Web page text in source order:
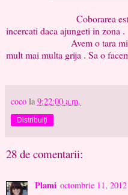
Coborarea este super
incercati daca ajungeti in zona .
Avem o tara minunata
mult mai multa grija . Sa o
coco la 9:22:00 a.m.
Distribuiți
28 de comentarii:
Plami octombrie 11, 2012